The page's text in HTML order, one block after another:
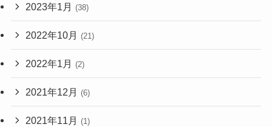
2023年1月 (38)
2022年10月 (21)
2022年1月 (2)
2021年12月 (6)
2021年11月 (1)